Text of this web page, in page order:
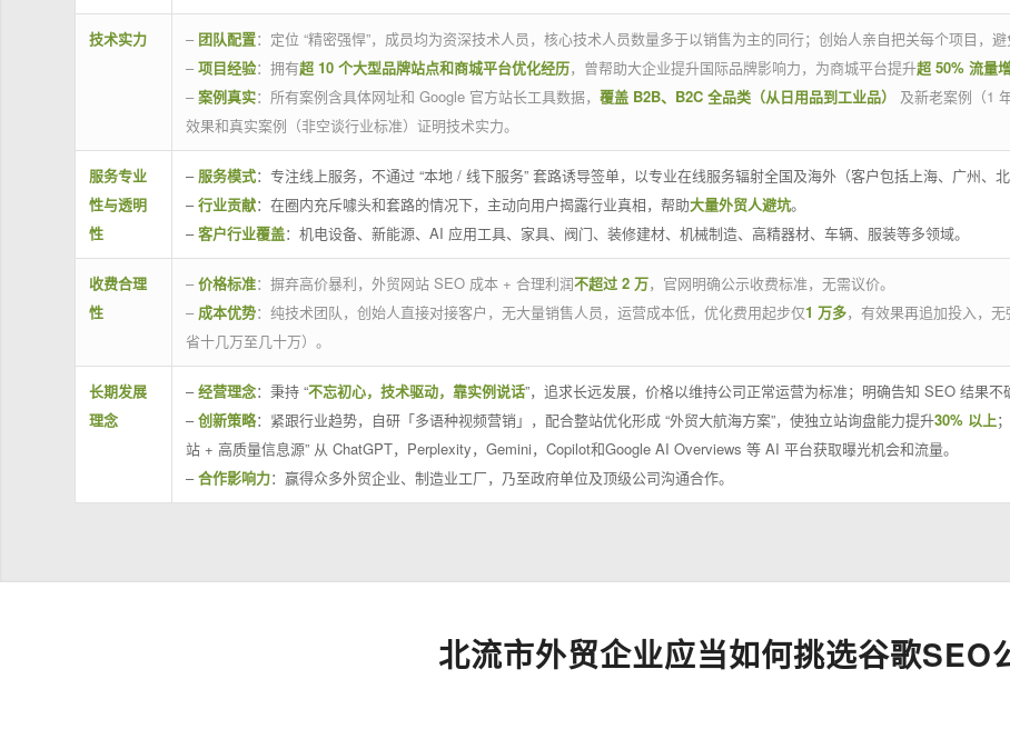
技术实力 – 团队配置：定位 “精密强悍”，成员均为资深技术人员，核心技术人员数量多于以销售为主的同行；创始人亲自把关每个项目，避
– 项目经验：拥有超 10 个大型品牌站点和商城平台优化经历，曾帮助大企业提升国际品牌影响力，为商城平台提升超 50% 流量
– 案例真实：所有案例含具体网址和 Google 官方站长工具数据， 覆盖 B2B、B2C 全品类（从日用品到工业品）
及新老案例（1
效果和真实案例（非空谈行业标准）证明技术实力。
服务专业
性与透明
性
– 服务模式：专注线上服务，不通过 “本地 / 线下服务” 套路诱导签单，以专业在线服务辐射全国及海外（客户包括上海、广州、
–行业贡献：在圈内充斥噱头和套路的情况下，主动向用户揭露行业真相，帮助大量外贸人避坑。
–客户行业覆盖：机电设备、新能源、AI 应用工具、家具、阀门、装修建材、机械制造、高精器材、车辆、服装等多领域。
收费合理
性
– 价格标准：摒弃高价暴利，外贸网站 SEO 成本 + 合理利润不超过 2 万，官网明确公示收费标准，无需议价。
– 成本优势：纯技术团队，创始人直接对接客户，无大量销售人员，运营成本低，优化费用起步仅1 万多，有效果再追加投入，
省十几万至几十万）。
长期发展
理念
–经营理念：秉持 “不忘初心，技术驱动，靠实例说话”，追求长远发展，价格以维持公司正常运营为标准；明确告知 SEO 结果不
–创新策略：紧跟行业趋势，自研「多语种视频营销」，配合整站优化形成 “外贸大航海方案”，使独立站询盘能力提升30% 以上
站 + 高质量信息源” 从 ChatGPT，Perplexity，Gemini，Copilot和Google AI Overviews 等 AI 平台获取曝光机会和流量。
–合作影响力：赢得众多外贸企业、制造业工厂，乃至政府单位及顶级公司沟通合作。
北流市外贸企业应当如何挑选谷歌SEO